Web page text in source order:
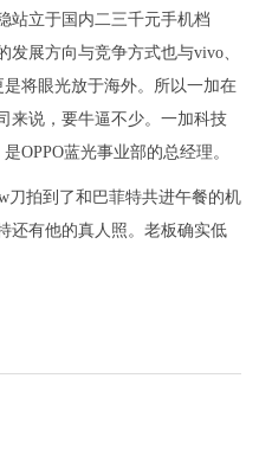
站立于国内二三千元手机档
展方向与竞争方式也与vivo、
将眼光放于海外。所以一加在
来说，要牛逼不少。一加科技
OPPO蓝光事业部的总经理。
刀拍到了和巴菲特共进午餐的机
还有他的真人照。老板确实低